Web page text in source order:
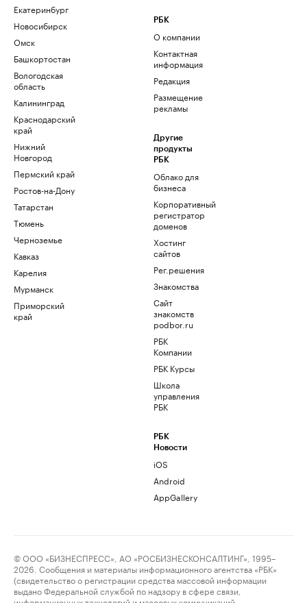
Екатеринбург
Новосибирск
Омск
Башкортостан
Вологодская
область
Калининград
Краснодарский
край
Нижний
Новгород
Пермский край
Ростов-на-Дону
Татарстан
Тюмень
Черноземье
Кавказ
Карелия
Мурманск
Приморский
край
РБК
О компании
Контактная
информация
Редакция
Размещение
рекламы
Другие
продукты
РБК
Облако для
бизнеса
Корпоративный
регистратор
доменов
Хостинг
сайтов
Рег.решения
Знакомства
Сайт
знакомств
podbor.ru
РБК
Компании
РБК Курсы
Школа
управления
РБК
РБК
Новости
iOS
Android
AppGallery
© ООО «БИЗНЕСПРЕСС», АО «РОСБИЗНЕСКОНСАЛТИНГ», 1995–
2026. Сообщения и материалы информационного агентства «РБК»
(свидетельство о регистрации средства массовой информации
выдано Федеральной службой по надзору в сфере связи,